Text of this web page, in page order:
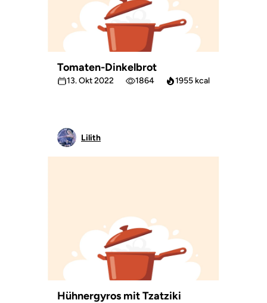
Tomaten-Dinkelbrot
13. Okt 2022 1864 1955 kcal
Lilith
Hühnergyros mit Tzatziki